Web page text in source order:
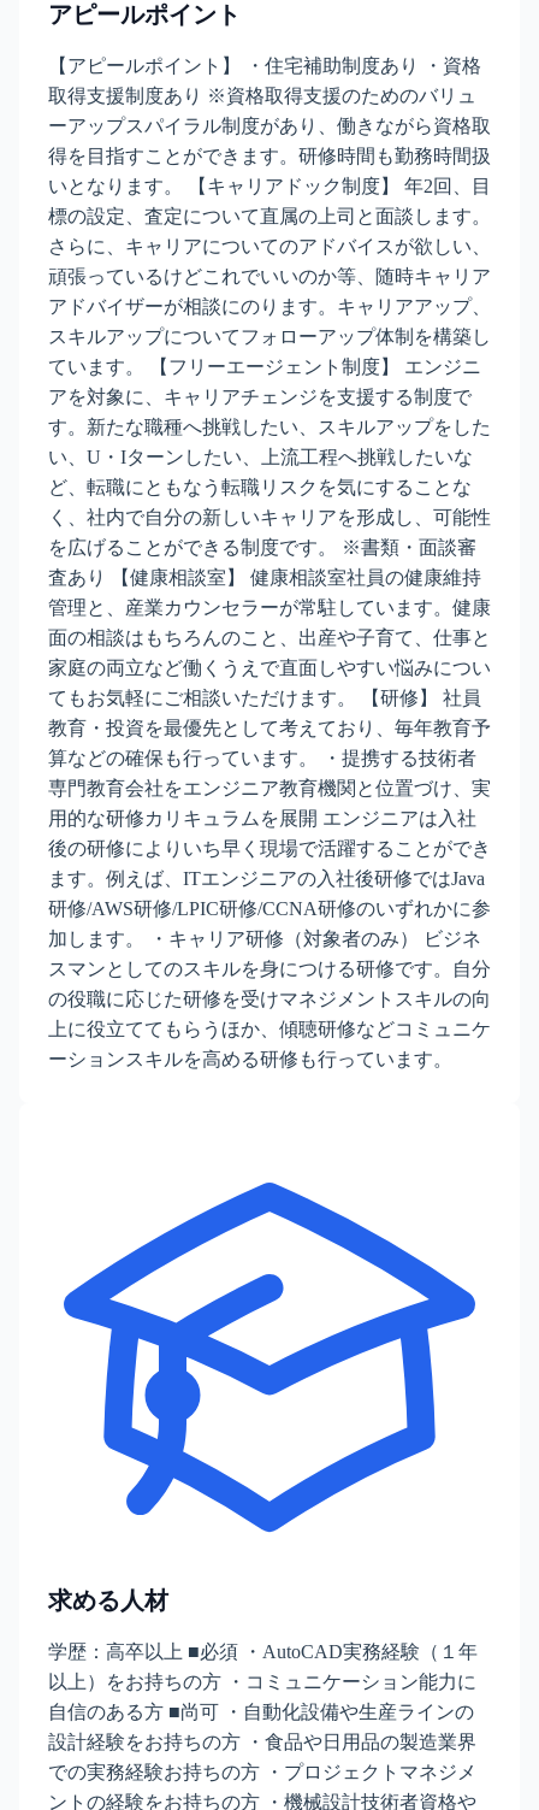
アピールポイント
【アピールポイント】 ・住宅補助制度あり ・資格
取得支援制度あり ※資格取得支援のためのバリュ
ーアップスパイラル制度があり、働きながら資格取
得を目指すことができます。研修時間も勤務時間扱
いとなります。 【キャリアドック制度】 年2回、目
標の設定、査定について直属の上司と面談します。
さらに、キャリアについてのアドバイスが欲しい、
頑張っているけどこれでいいのか等、随時キャリア
アドバイザーが相談にのります。キャリアアップ、
スキルアップについてフォローアップ体制を構築し
ています。 【フリーエージェント制度】 エンジニ
アを対象に、キャリアチェンジを支援する制度で
す。新たな職種へ挑戦したい、スキルアップをした
い、U・Iターンしたい、上流工程へ挑戦したいな
ど、転職にともなう転職リスクを気にすることな
く、社内で自分の新しいキャリアを形成し、可能性
を広げることができる制度です。 ※書類・面談審
査あり 【健康相談室】 健康相談室社員の健康維持
管理と、産業カウンセラーが常駐しています。健康
面の相談はもちろんのこと、出産や子育て、仕事と
家庭の両立など働くうえで直面しやすい悩みについ
てもお気軽にご相談いただけます。 【研修】 社員
教育・投資を最優先として考えており、毎年教育予
算などの確保も行っています。 ・提携する技術者
専門教育会社をエンジニア教育機関と位置づけ、実
用的な研修カリキュラムを展開 エンジニアは入社
後の研修によりいち早く現場で活躍することができ
ます。例えば、ITエンジニアの入社後研修ではJava
研修/AWS研修/LPIC研修/CCNA研修のいずれかに参
加します。 ・キャリア研修（対象者のみ） ビジネ
スマンとしてのスキルを身につける研修です。自分
の役職に応じた研修を受けマネジメントスキルの向
上に役立ててもらうほか、傾聴研修などコミュニケ
ーションスキルを高める研修も行っています。
求める人材
学歴：高卒以上 ■必須 ・AutoCAD実務経験（１年
以上）をお持ちの方 ・コミュニケーション能力に
自信のある方 ■尚可 ・自動化設備や生産ラインの
設計経験をお持ちの方 ・食品や日用品の製造業界
での実務経験お持ちの方 ・プロジェクトマネジメ
ントの経験をお持ちの方 ・機械設計技術者資格や